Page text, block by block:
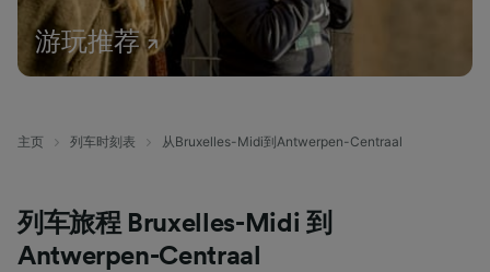
游玩推荐
主页 列车时刻表 从Bruxelles-Midi到Antwerpen-Centraal
列车旅程 Bruxelles-Midi 到
Antwerpen-Centraal